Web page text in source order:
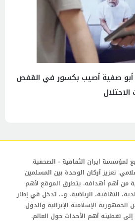
أبو صفية أصيب بكسور في القفص
لمؤسسة ايران الثقافية - الصحفية
تعزيز أركان الوحدة بين المسلمين
من أهم أهدافه. يتطرق الموقع لأهم
الثقافية، الرياضية، و... تدخل في إطار
الجمهورية الإسلامية الإيرانية والدول
إلى تغطيته أهم الأحداث حول العالم.